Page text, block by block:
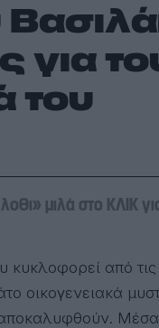
για
του
μιλά στο ΚΛΙΚ
οικογενειακά
Μέσα